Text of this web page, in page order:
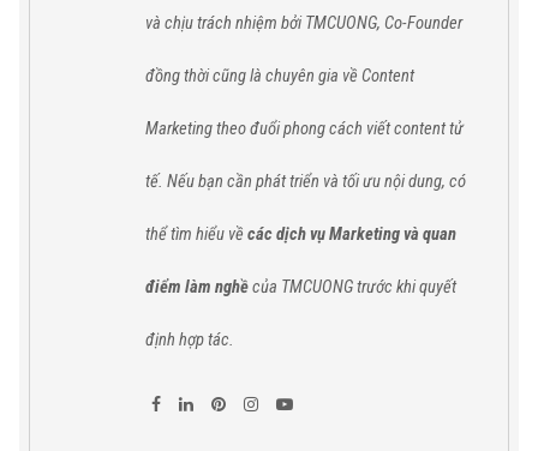
và chịu trách nhiệm bởi TMCUONG, Co-Founder
đồng thời cũng là chuyên gia về Content
Marketing theo đuổi phong cách viết content tử
tế. Nếu bạn cần phát triển và tối ưu nội dung, có
thể tìm hiểu về các dịch vụ Marketing và quan
điểm làm nghềcủa TMCUONG trước khi quyết
định hợp tác.